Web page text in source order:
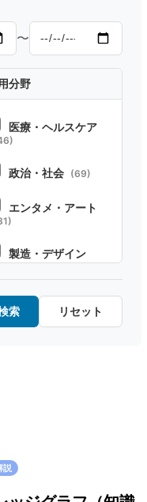
〜
分野
医療・ヘルスケア
政治・社会 (69)
エンタメ・アート
製造・デザイン
金融・経済 (20)
索 リセット
説